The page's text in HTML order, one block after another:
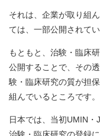
それは、企業が取り組
ては、一部公開されてい
もともと、治験・臨床
公開することで、その
験・臨床研究の質が担
組んでいるところです。
日本では、当初UMIN